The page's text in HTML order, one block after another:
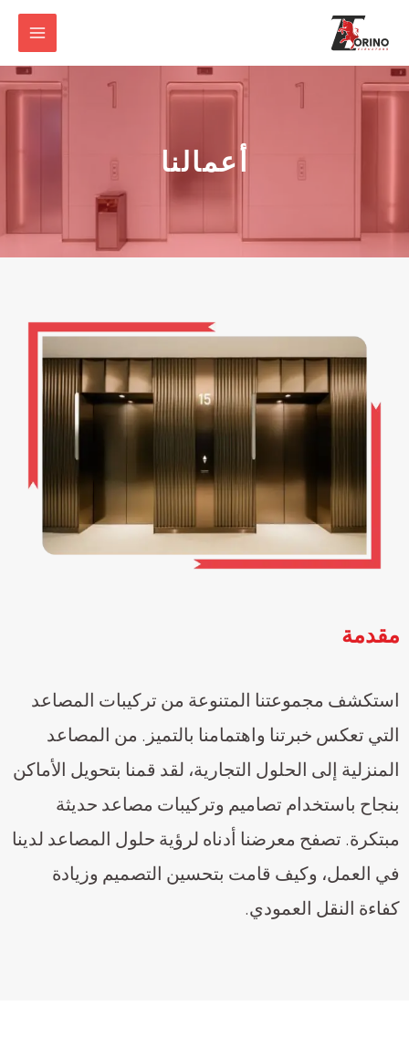
أعمالنا
مقدمة
استكشف مجموعتنا المتنوعة من تركيبات المصاعد
التي تعكس خبرتنا واهتمامنا بالتميز. من المصاعد
المنزلية إلى الحلول التجارية، لقد قمنا بتحويل الأماكن
بنجاح باستخدام تصاميم وتركيبات مصاعد حديثة
مبتكرة. تصفح معرضنا أدناه لرؤية حلول المصاعد لدينا
في العمل، وكيف قامت بتحسين التصميم وزيادة
كفاءة النقل العمودي.